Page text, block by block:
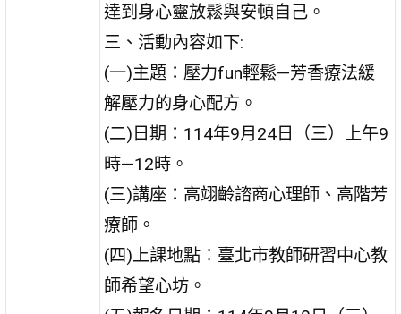
達到身心靈放鬆與安頓自己。
三、活動內容如下:
(一)主題：壓力fun輕鬆—芳香療法緩
解壓力的身心配方。
(二)日期：114年9月24日（三）上午9
時—12時。
(三)講座：高翊齡諮商心理師、高階芳
療師。
(四)上課地點：臺北市教師研習中心教
師希望心坊。